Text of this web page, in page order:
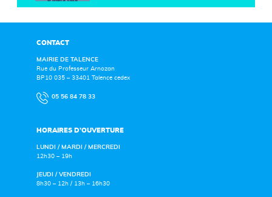
CONTACT
MAIRIE DE TALENCE
Rue du Professeur Arnozan
BP10 035 – 33401 Talence cedex
05 56 84 78 33
HORAIRES D’OUVERTURE
LUNDI / MARDI / MERCREDI
12h30 – 19h
JEUDI / VENDREDI
8h30 – 12h / 13h – 16h30